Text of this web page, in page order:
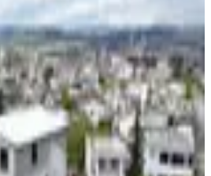
Mahallesi - Cadde Üzeri -
Oturumlu- Müstakil Ev
Kavlaklı Mahallesi
m²·31.07.2026
₺